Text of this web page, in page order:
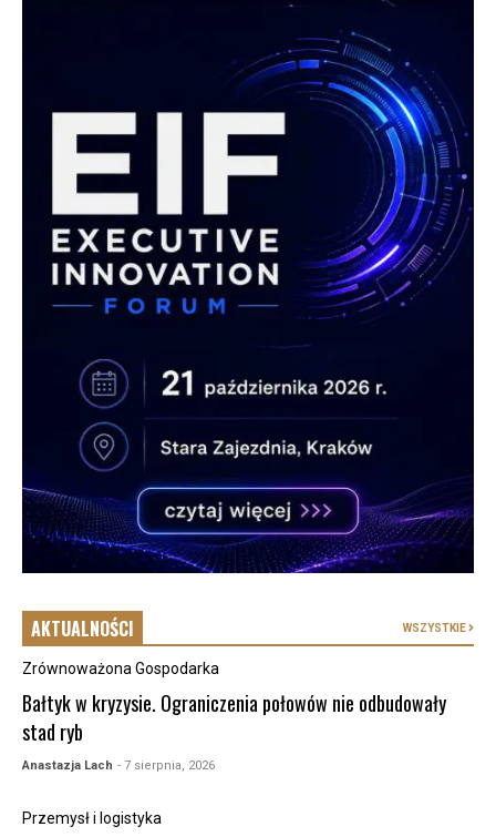
AKTUALNOŚCI WSZYSTKIE
Zrównoważona Gospodarka
Bałtyk w kryzysie. Ograniczenia połowów nie odbudowały
stad ryb
Anastazja Lach - 7 sierpnia, 2026
Przemysł i logistyka